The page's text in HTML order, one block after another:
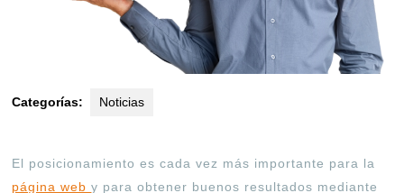
Categorías: Noticias
El posicionamiento es cada vez más importante para la
página weby para obtener buenos resultados mediante